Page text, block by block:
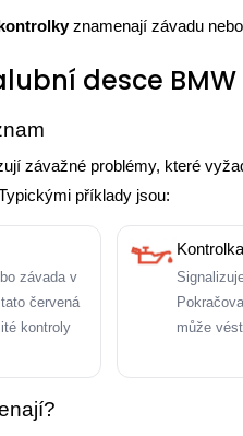
znamenají závadu
desce BMW
závažné problémy, které
příklady jsou:
závada v
červená
kontroly
může